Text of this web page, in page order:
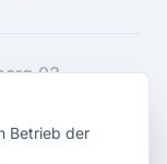
Betrieb der